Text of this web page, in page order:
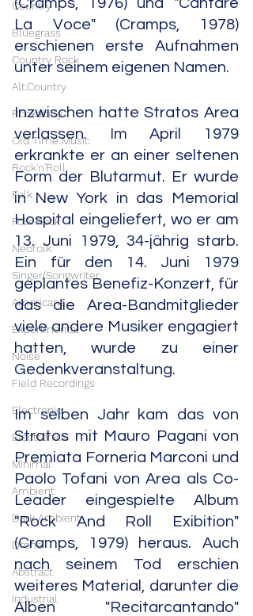
Country
Bluegrass
Country Rock
Alt.Country
Rockabilly
Old Time Music
Rock'n'Roll
Folk
Folk Rock
Neofolk
Singer/Songwriter
Americana
Experimental
Noise
Field Recordings
Electronic
Electronica
Minimal
Ambient
Dark Ambient
Drone
Abstract
Industrial
(Cramps, 1976) und "Cantare
La Voce" (Cramps, 1978)
erschienen erste Aufnahmen
unter seinem eigenen Namen.
Inzwischen hatte Stratos Area
verlassen. Im April 1979
erkrankte er an einer seltenen
Form der Blutarmut. Er wurde
in New York in das Memorial
Hospital eingeliefert, wo er am
13. Juni 1979, 34-jährig starb.
Ein für den 14. Juni 1979
geplantes Benefiz-Konzert, für
das die Area-Bandmitglieder
viele andere Musiker engagiert
hatten, wurde zu einer
Gedenkveranstaltung.
Im selben Jahr kam das von
Stratos mit Mauro Pagani von
Premiata Forneria Marconi und
Paolo Tofani von Area als Co-
Leader eingespielte Album
"Rock And Roll Exibition"
(Cramps, 1979) heraus. Auch
nach seinem Tod erschien
weiteres Material, darunter die
Alben  "Recitarcantando"